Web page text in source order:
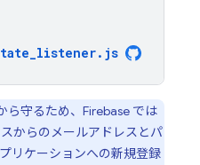
. js
ら守るため、Firebase では
からのメールアドレスとパ
リケーションへの新規登録